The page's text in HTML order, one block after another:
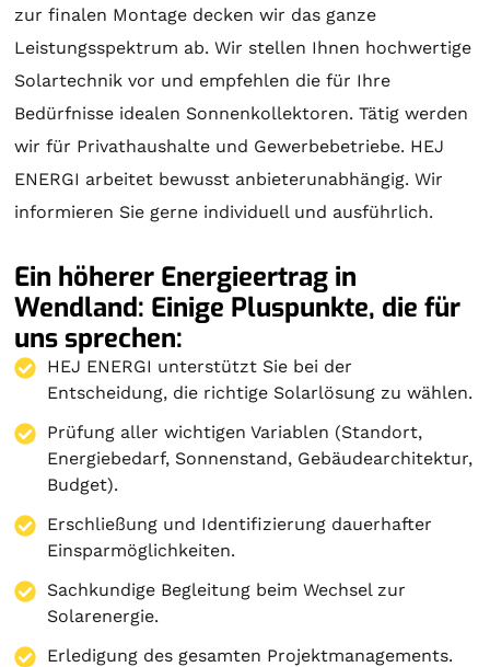
zur finalen Montage decken wir das ganze
Leistungsspektrum ab. Wir stellen Ihnen hochwertige
Solartechnik vor und empfehlen die für Ihre
Bedürfnisse idealen Sonnenkollektoren. Tätig werden
wir für Privathaushalte und Gewerbebetriebe. HEJ
ENERGI arbeitet bewusst anbieterunabhängig. Wir
informieren Sie gerne individuell und ausführlich.
Ein höherer Energieertrag in
Wendland: Einige Pluspunkte, die für
uns sprechen:
HEJ ENERGI unterstützt Sie bei der
Entscheidung, die richtige Solarlösung zu wählen.
Prüfung aller wichtigen Variablen (Standort,
Energiebedarf, Sonnenstand, Gebäudearchitektur,
Budget).
Erschließung und Identifizierung dauerhafter
Einsparmöglichkeiten.
Sachkundige Begleitung beim Wechsel zur
Solarenergie.
Erledigung des gesamten Projektmanagements.